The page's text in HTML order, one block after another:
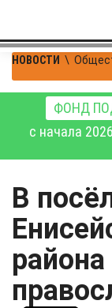
НОВОСТИ \
ФОНД
с начала
В